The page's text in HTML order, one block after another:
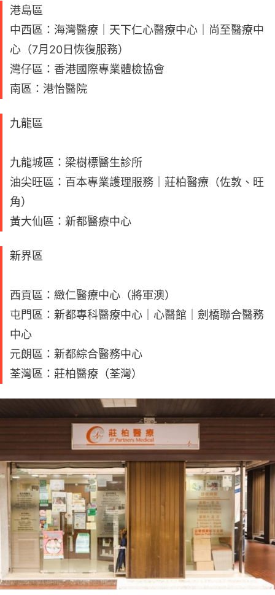
港島區
中西區：海灣醫療｜天下仁心醫療中心｜尚至醫療中
心（7月20日恢復服務）
灣仔區：香港國際專業體檢協會
南區：港怡醫院
九龍區
九龍城區：梁樹標醫生診所
油尖旺區：百本專業護理服務｜莊柏醫療（佐敦、旺
角）
黃大仙區：新都醫療中心
新界區
西貢區：緻仁醫療中心（將軍澳）
屯門區：新都專科醫療中心｜心醫館｜劍橋聯合醫務
中心
元朗區：新都綜合醫務中心
荃灣區：莊柏醫療（荃灣）